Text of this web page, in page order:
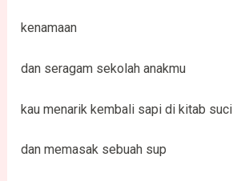
kenamaan
dan seragam sekolah anakmu
kau menarik kembali sapi di kitab suci
dan memasak sebuah sup